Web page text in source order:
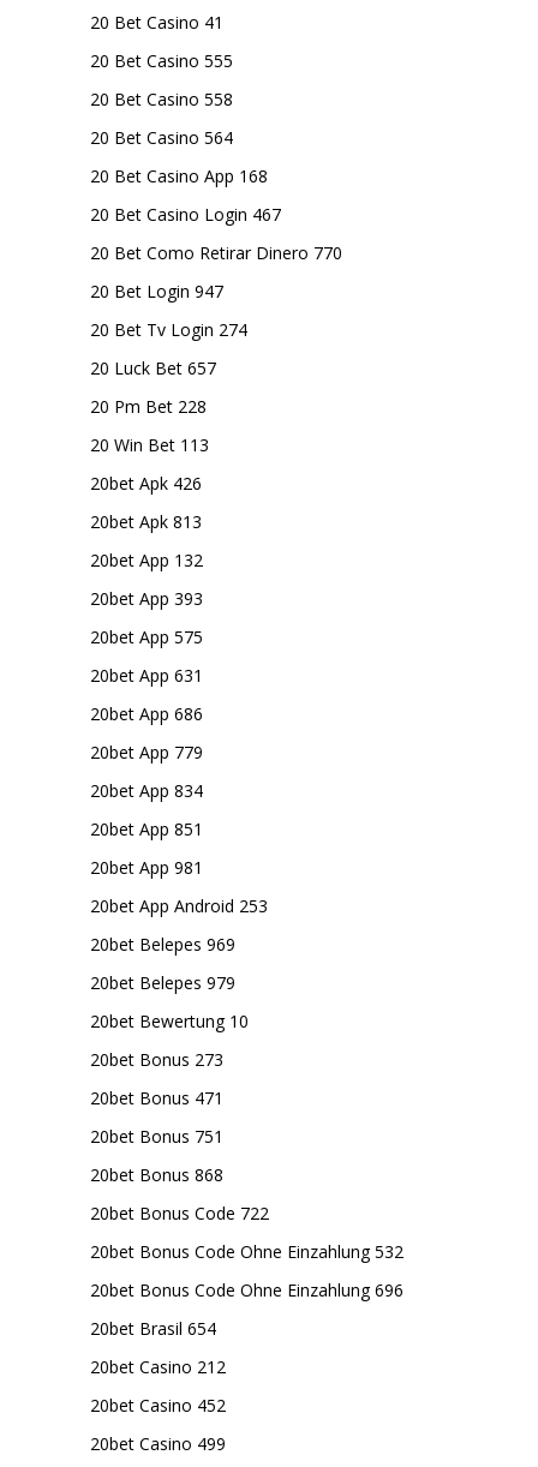
20 Bet Casino 41
20 Bet Casino 555
20 Bet Casino 558
20 Bet Casino 564
20 Bet Casino App 168
20 Bet Casino Login 467
20 Bet Como Retirar Dinero 770
20 Bet Login 947
20 Bet Tv Login 274
20 Luck Bet 657
20 Pm Bet 228
20 Win Bet 113
20bet Apk 426
20bet Apk 813
20bet App 132
20bet App 393
20bet App 575
20bet App 631
20bet App 686
20bet App 779
20bet App 834
20bet App 851
20bet App 981
20bet App Android 253
20bet Belepes 969
20bet Belepes 979
20bet Bewertung 10
20bet Bonus 273
20bet Bonus 471
20bet Bonus 751
20bet Bonus 868
20bet Bonus Code 722
20bet Bonus Code Ohne Einzahlung 532
20bet Bonus Code Ohne Einzahlung 696
20bet Brasil 654
20bet Casino 212
20bet Casino 452
20bet Casino 499